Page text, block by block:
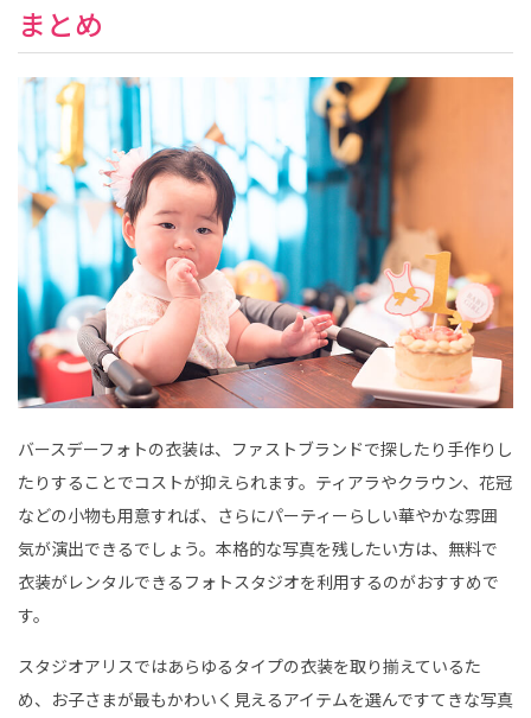
まとめ
バースデーフォトの衣装は、ファストブランドで探したり手作りし
たりすることでコストが抑えられます。ティアラやクラウン、花冠
などの小物も用意すれば、さらにパーティーらしい華やかな雰囲
気が演出できるでしょう。本格的な写真を残したい方は、無料で
衣装がレンタルできるフォトスタジオを利用するのがおすすめで
す。
スタジオアリスではあらゆるタイプの衣装を取り揃えているた
め、お子さまが最もかわいく見えるアイテムを選んですてきな写真